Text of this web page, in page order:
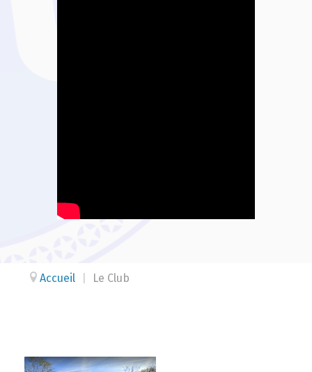
Accueil Le Club